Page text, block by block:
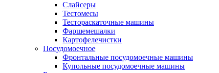
Слайсеры
Тестомесы
Тестораскаточные машины
Фаршемешалки
Картофелечистки
Посудомоечное
Фронтальные посудомоечные машины
Купольные посудомоечные машины